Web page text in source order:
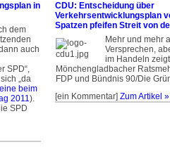
in
dem
auch
SPD“,
„da
beim
2011).
SPD
CDU: Entscheidung über
Verkehrsentwicklungsplan
Spatzen pfeifen Streit von
Mehr und mehr
Versprechen,
im Handeln
Mönchengladbacher
FDP und Bündnis 90/Die
[ein Kommentar] Zum Artikel »